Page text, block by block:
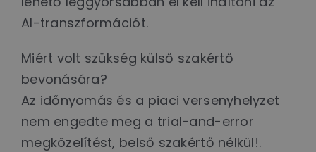
AI-transzformációt.
Miért volt szükség külső szakértő
bevonására?
Az időnyomás és a piaci versenyhelyzet
nem engedte meg a trial-and-error
megközelítést, belső szakértő nélkül!.